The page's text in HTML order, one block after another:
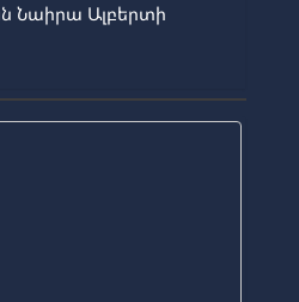
Նաիրա Ալբերտի